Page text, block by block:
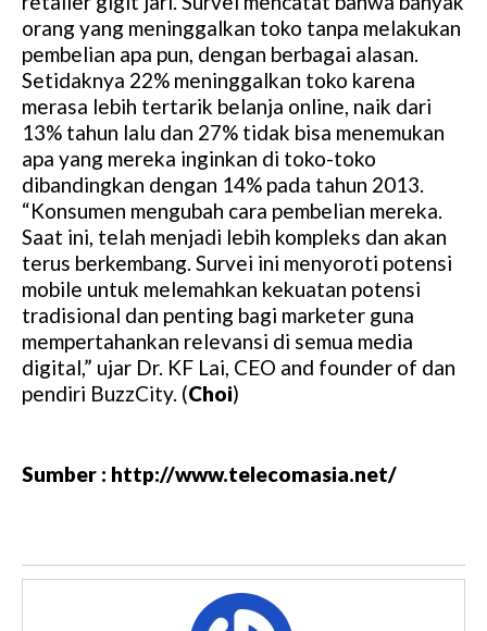
orang yang meninggalkan toko tanpa melakukan
pembelian apa pun, dengan berbagai alasan.
Setidaknya 22% meninggalkan toko karena
merasa lebih tertarik belanja online, naik dari
13% tahun lalu dan 27% tidak bisa menemukan
apa yang mereka inginkan di toko-toko
dibandingkan dengan 14% pada tahun 2013.
“Konsumen mengubah cara pembelian mereka.
Saat ini, telah menjadi lebih kompleks dan akan
terus berkembang. Survei ini menyoroti potensi
mobile untuk melemahkan kekuatan potensi
tradisional dan penting bagi marketer guna
mempertahankan relevansi di semua media
digital,” ujar Dr. KF Lai, CEO and founder of dan
pendiri BuzzCity. (Choi)
Sumber : http://www.telecomasia.net/